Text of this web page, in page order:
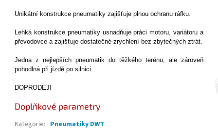
Unikátní konstrukce pneumatiky zajišťuje plnou ochranu ráfku.
Lehká konstrukce pneumatiky usnadňuje práci motoru, variátoru a
převodovce a zajišťuje dostatečné zrychlení bez zbytečných ztrát.
Jedna z nejlepších pneumatik do těžkého terénu, ale zároveň
pohodlná při jízdě po silnici.
DOPRODEJ!
Doplňkové parametry
Kategorie: Pneumatiky DWT